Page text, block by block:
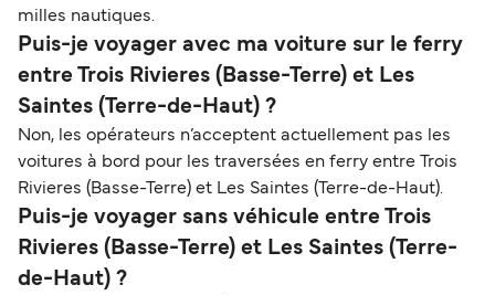
milles nautiques.
Puis-je voyager avec ma voiture sur le ferry
entre Trois Rivieres (Basse-Terre) et Les
Saintes (Terre-de-Haut) ?
Non, les opérateurs n’acceptent actuellement pas les
voitures à bord pour les traversées en ferry entre Trois
Rivieres (Basse-Terre) et Les Saintes (Terre-de-Haut).
Puis-je voyager sans véhicule entre Trois
Rivieres (Basse-Terre) et Les Saintes (Terre-
de-Haut) ?